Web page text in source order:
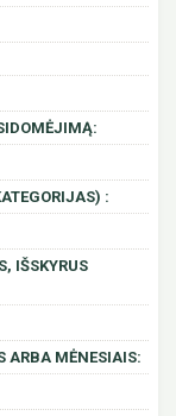
:
IŠSKYRUS
ARBA MĖNESIAIS: